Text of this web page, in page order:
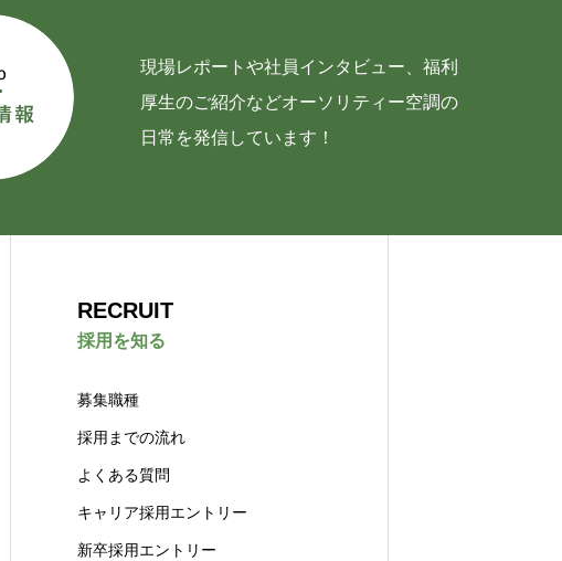
現場レポートや社員インタビュー、福利
厚生のご紹介などオーソリティー空調の
日常を発信しています！
RECRUIT
採用を知る
募集職種
採用までの流れ
よくある質問
キャリア採用エントリー
新卒採用エントリー